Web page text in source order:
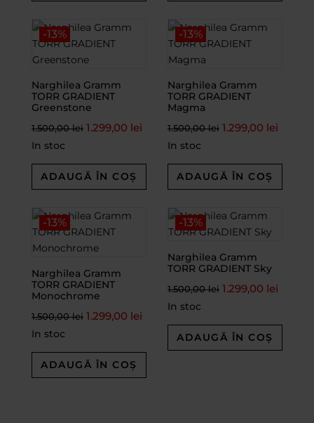
-13%
Narghilea Gramm
TORR GRADIENT
Greenstone
1.500,00lei 1.299,00 lei
In stoc
ADAUGĂ ÎN COȘ
-13%
Narghilea Gramm
TORR GRADIENT
Magma
1.500,00lei 1.299,00 lei
In stoc
ADAUGĂ ÎN COȘ
-13%
Narghilea Gramm
TORR GRADIENT
Monochrome
1.500,00lei 1.299,00 lei
In stoc
ADAUGĂ ÎN COȘ
-13%
Narghilea Gramm
TORR GRADIENT Sky
1.500,00lei 1.299,00 lei
In stoc
ADAUGĂ ÎN COȘ